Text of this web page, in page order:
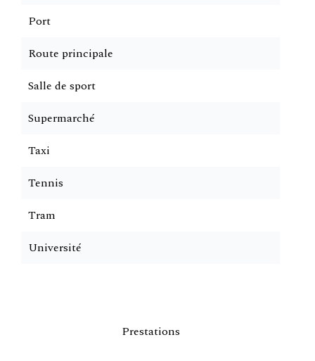
Port
Route principale
Salle de sport
Supermarché
Taxi
Tennis
Tram
Université
Prestations